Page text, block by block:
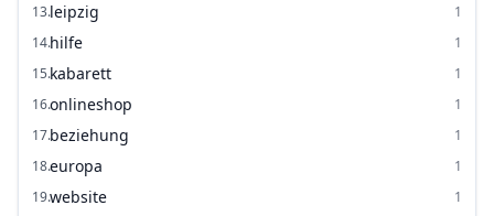
13.leipzig
1
14.hilfe
1
15.kabarett
1
16.onlineshop
1
17.beziehung
1
18.europa
1
19.website
1